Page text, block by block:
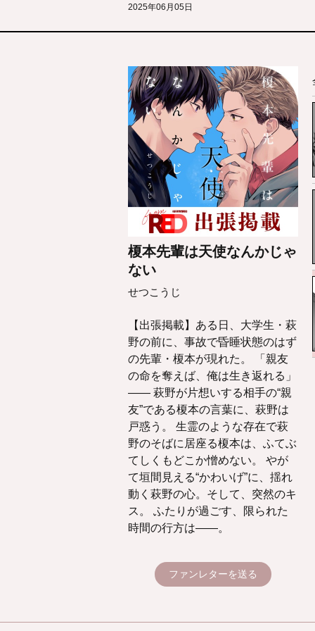
2025年06月05日
榎本先輩は天使なんかじゃ
ない
せつこうじ
【出張掲載】ある日、大学生・萩
野の前に、事故で昏睡状態のはず
の先輩・榎本が現れた。 「親友
の命を奪えば、俺は生き返れる」
―― 萩野が片想いする相手の“親
友”である榎本の言葉に、萩野は
戸惑う。 生霊のような存在で萩
野のそばに居座る榎本は、ふてぶ
てしくもどこか憎めない。 やが
て垣間見える“かわいげ”に、揺れ
動く萩野の心。そして、突然のキ
ス。 ふたりが過ごす、限られた
時間の行方は――。
ファンレターを送る